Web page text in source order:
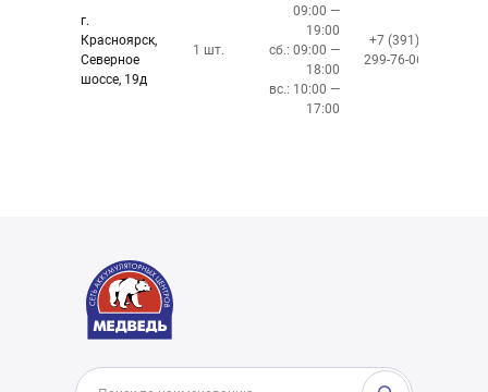
г.
Красноярск,
Северное
шоссе, 19д
1 шт.
09:00 —
19:00
сб.: 09:00 —
18:00
вс.: 10:00 —
17:00
+7 (391)
299-76-06